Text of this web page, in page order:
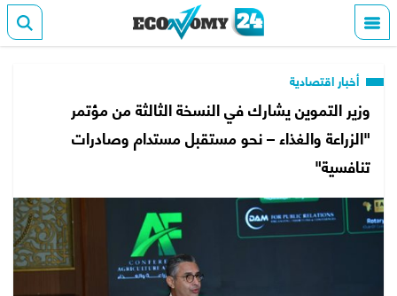
أخبار اقتصادية
وزير التموين يشارك في النسخة الثالثة من مؤتمر
"الزراعة والغذاء – نحو مستقبل مستدام وصادرات
تنافسية"